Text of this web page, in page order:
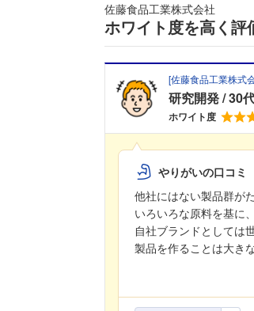
佐藤食品工業株式会社
ホワイト度を高く評
[佐藤食品工業株式
研究開発 30
ホワイト度
やりがいの口コミ
他社にはない製品群が
いろいろな原料を基に
自社ブランドとしては
製品を作ることは大き